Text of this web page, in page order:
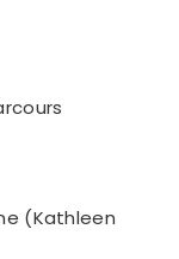
(Kathleen